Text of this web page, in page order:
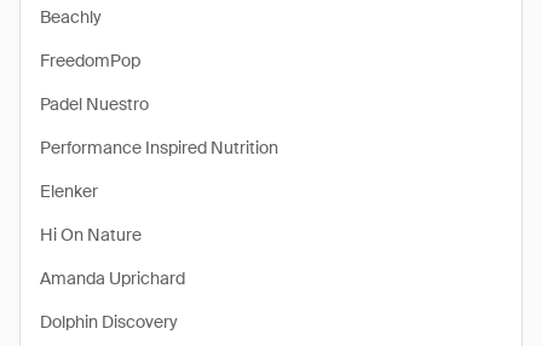
Beachly
FreedomPop
Padel Nuestro
Performance Inspired Nutrition
Elenker
Hi On Nature
Amanda Uprichard
Dolphin Discovery